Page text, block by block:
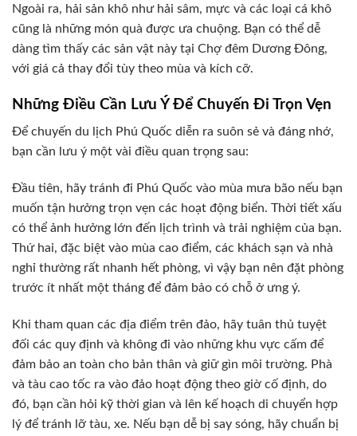
Ngoài ra, hải sản khô như hải sâm, mực và các loại cá khô
cũng là những món quà được ưa chuộng. Bạn có thể dễ
dàng tìm thấy các sản vật này tại Chợ đêm Dương Đông,
với giá cả thay đổi tùy theo mùa và kích cỡ.
Những Điều Cần Lưu Ý Để Chuyến Đi Trọn Vẹn
Để chuyến du lịch Phú Quốc diễn ra suôn sẻ và đáng nhớ,
bạn cần lưu ý một vài điều quan trọng sau:
Đầu tiên, hãy tránh đi Phú Quốc vào mùa mưa bão nếu bạn
muốn tận hưởng trọn vẹn các hoạt động biển. Thời tiết xấu
có thể ảnh hưởng lớn đến lịch trình và trải nghiệm của bạn.
Thứ hai, đặc biệt vào mùa cao điểm, các khách sạn và nhà
nghỉ thường rất nhanh hết phòng, vì vậy bạn nên đặt phòng
trước ít nhất một tháng để đảm bảo có chỗ ở ưng ý.
Khi tham quan các địa điểm trên đảo, hãy tuân thủ tuyệt
đối các quy định và không đi vào những khu vực cấm để
đảm bảo an toàn cho bản thân và giữ gìn môi trường. Phà
và tàu cao tốc ra vào đảo hoạt động theo giờ cố định, do
đó, bạn cần hỏi kỹ thời gian và lên kế hoạch di chuyển hợp
lý để tránh lỡ tàu, xe. Nếu bạn dễ bị say sóng, hãy chuẩn bị